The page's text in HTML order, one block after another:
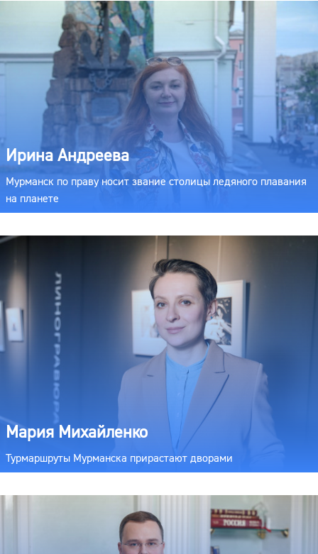
Ирина Андреева
Мурманск по праву носит звание столицы ледяного плавания
на планете
Мария Михайленко
Турмаршруты Мурманска прирастают дворами